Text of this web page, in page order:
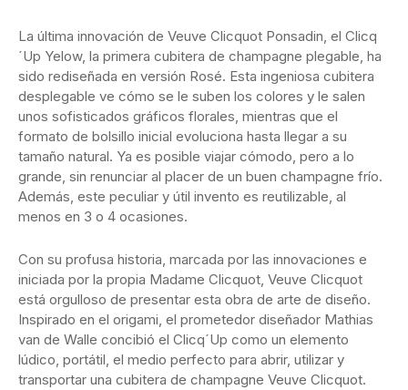
La última innovación de Veuve Clicquot Ponsadin, el Clicq
´Up Yelow, la primera cubitera de champagne plegable, ha
sido rediseñada en versión Rosé. Esta ingeniosa cubitera
desplegable ve cómo se le suben los colores y le salen
unos sofisticados gráficos florales, mientras que el
formato de bolsillo inicial evoluciona hasta llegar a su
tamaño natural. Ya es posible viajar cómodo, pero a lo
grande, sin renunciar al placer de un buen champagne frío.
Además, este peculiar y útil invento es reutilizable, al
menos en 3 o 4 ocasiones.
Con su profusa historia, marcada por las innovaciones e
iniciada por la propia Madame Clicquot, Veuve Clicquot
está orgulloso de presentar esta obra de arte de diseño.
Inspirado en el origami, el prometedor diseñador Mathias
van de Walle concibió el Clicq´Up como un elemento
lúdico, portátil, el medio perfecto para abrir, utilizar y
transportar una cubitera de champagne Veuve Clicquot.